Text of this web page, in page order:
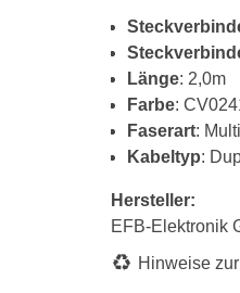
Länge: 2,0m
Farbe:
Faserart:
Kabeltyp:
Hersteller:
EFB-Elektronik
Hinweise zur